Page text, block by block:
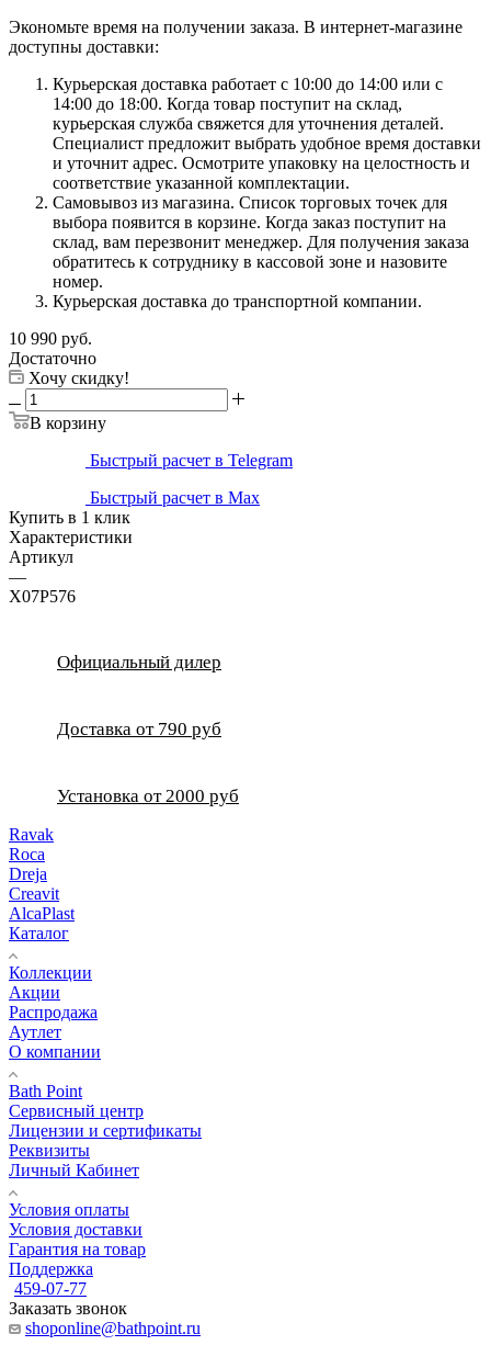
Экономьте время на получении заказа. В интернет-магазине
доступны доставки:
Курьерская доставка работает с 10:00 до 14:00 или с
14:00 до 18:00. Когда товар поступит на склад,
курьерская служба свяжется для уточнения деталей.
Специалист предложит выбрать удобное время доставки
и уточнит адрес. Осмотрите упаковку на целостность и
соответствие указанной комплектации.
Самовывоз из магазина. Список торговых точек для
выбора появится в корзине. Когда заказ поступит на
склад, вам перезвонит менеджер. Для получения заказа
обратитесь к сотруднику в кассовой зоне и назовите
номер.
Курьерская доставка до транспортной компании.
10 990 руб.
Достаточно
Хочу скидку!
В корзину
Быстрый расчет в Telegram
Быстрый расчет в Max
Купить в 1 клик
Характеристики
Артикул
—
X07P576
Официальный дилер
Доставка от 790 руб
Установка от 2000 руб
Ravak
Roca
Dreja
Creavit
AlcaPlast
Каталог
Коллекции
Акции
Распродажа
Аутлет
О компании
Bath Point
Сервисный центр
Лицензии и сертификаты
Реквизиты
Личный Кабинет
Условия оплаты
Условия доставки
Гарантия на товар
Поддержка
459-07-77
Заказать звонок
shoponline@bathpoint.ru